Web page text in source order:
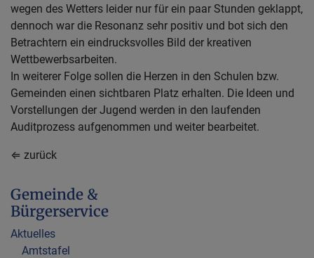
Gemeinde &
Bürgerservice
Aktuelles
Amtstafel
wegen des Wetters leider nur für ein paar Stunden geklappt,
dennoch war die Resonanz sehr positiv und bot sich den
Betrachtern ein eindrucksvolles Bild der kreativen
Wettbewerbsarbeiten.
In weiterer Folge sollen die Herzen in den Schulen bzw.
Gemeinden einen sichtbaren Platz erhalten. Die Ideen und
Vorstellungen der Jugend werden in den laufenden
Auditprozess aufgenommen und weiter bearbeitet.
⇐ zurück